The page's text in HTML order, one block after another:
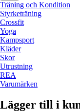
Träning och Kondition
Styrketräning
Crossfit
Yoga
Kampsport
Kläder
Skor
Utrustning
REA
Varumärken
Lägger till i